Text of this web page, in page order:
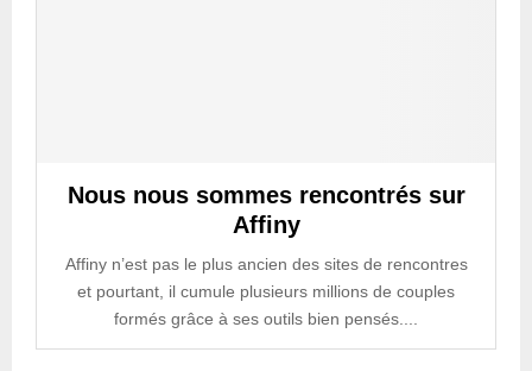
Nous nous sommes rencontrés sur
Affiny
Affiny n’est pas le plus ancien des sites de rencontres
et pourtant, il cumule plusieurs millions de couples
formés grâce à ses outils bien pensés....